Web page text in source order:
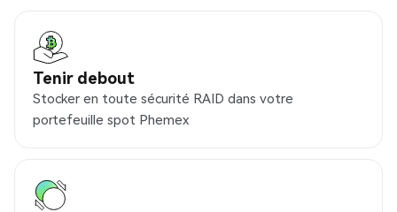
Tenir debout
Stocker en toute sécurité RAID dans votre
portefeuille spot Phemex